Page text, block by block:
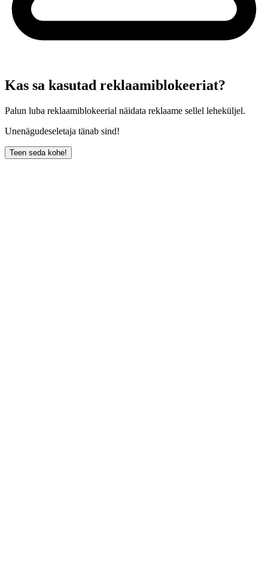
Kas sa kasutad reklaamiblokeeriat?
Palun luba reklaamiblokeerial näidata reklaame sellel leheküljel.
Unenägudeseletaja tänab sind!
Teen seda kohe!